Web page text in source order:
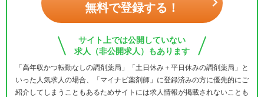
無料で登録する！
サイト上では公開していない
求人（非公開求人）もあります
「高年収かつ転勤なしの調剤薬局」「土日休み＋平日休みの調剤薬局」と
いった人気求人の場合、「マイナビ薬剤師」に登録済みの方に優先的にご
紹介してしまうこともあるためサイトには求人情報が掲載されないことも